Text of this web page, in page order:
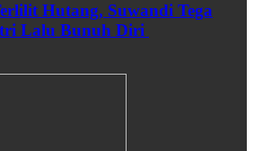
Hutang, Suwandi Tega
Lalu Bunuh Diri